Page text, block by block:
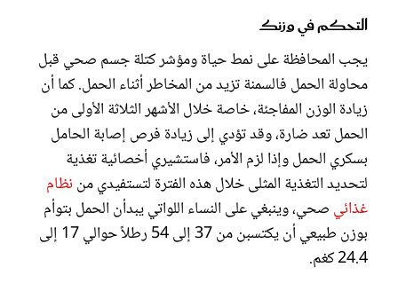
التحكم في وزنك
يجب المحافظة على نمط حياة ومؤشر كتلة جسم صحي قبل
محاولة الحمل فالسمنة تزيد من المخاطر أثناء الحمل. كما أن
زيادة الوزن المفاجئة، خاصة خلال الأشهر الثلاثة الأولى من
الحمل تعد ضارة، وقد تؤدي إلى زيادة فرص إصابة الحامل
بسكري الحمل وإذا لزم الأمر، فاستشيري أخصائية تغذية
لتحديد التغذية المثلى خلال هذه الفترة لتستفيدي من نظام
غذائي صحي، وينبغي على النساء اللواتي يبدأن الحمل بتوأم
بوزن طبيعي أن يكتسبن من 37 إلى 54 رطلاً حوالي 17 إلى
24.4 كغم.